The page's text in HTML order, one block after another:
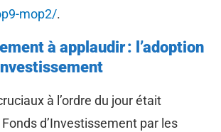
mop2/.
à applaudir : l’adoption
à l’ordre du jour était
Fonds d’Investissement par les